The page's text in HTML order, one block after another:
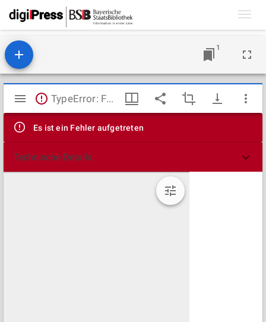
1
Mirador
Viewer
TypeError: Failed to fetch
Es ist ein Fehler aufgetreten
Technische Details